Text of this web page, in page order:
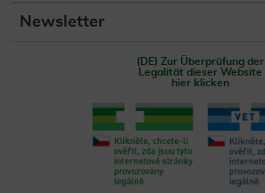
Newsletter
(DE) Zur Überprüfung der
Legalität dieser Website
hier klicken